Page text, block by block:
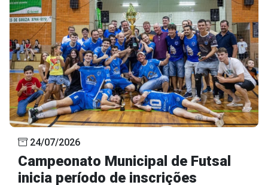
24/07/2026
Campeonato Municipal de Futsal
inicia período de inscrições